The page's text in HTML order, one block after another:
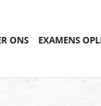
ONS EXAMENS